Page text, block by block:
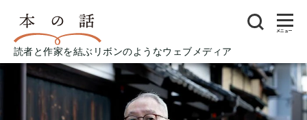
読者と作家を結ぶリボンのようなウェブメディア
メニュー